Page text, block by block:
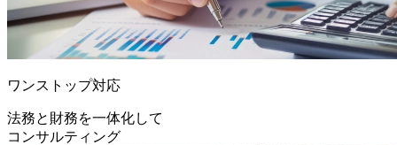
ワンストップ対応
法務と財務を一体化して
コンサルティング